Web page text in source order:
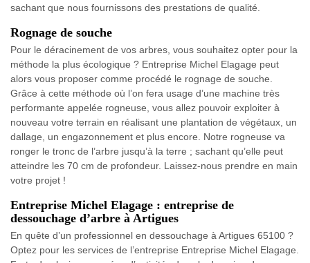
sachant que nous fournissons des prestations de qualité.
Rognage de souche
Pour le déracinement de vos arbres, vous souhaitez opter pour la
méthode la plus écologique ? Entreprise Michel Elagage peut
alors vous proposer comme procédé le rognage de souche.
Grâce à cette méthode où l’on fera usage d’une machine très
performante appelée rogneuse, vous allez pouvoir exploiter à
nouveau votre terrain en réalisant une plantation de végétaux, un
dallage, un engazonnement et plus encore. Notre rogneuse va
ronger le tronc de l’arbre jusqu’à la terre ; sachant qu’elle peut
atteindre les 70 cm de profondeur. Laissez-nous prendre en main
votre projet !
Entreprise Michel Elagage : entreprise de
dessouchage d’arbre à Artigues
En quête d’un professionnel en dessouchage à Artigues 65100 ?
Optez pour les services de l’entreprise Entreprise Michel Elagage.